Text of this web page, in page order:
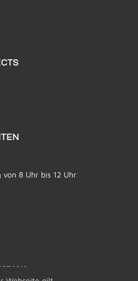
8 Uhr bis 12 Uhr